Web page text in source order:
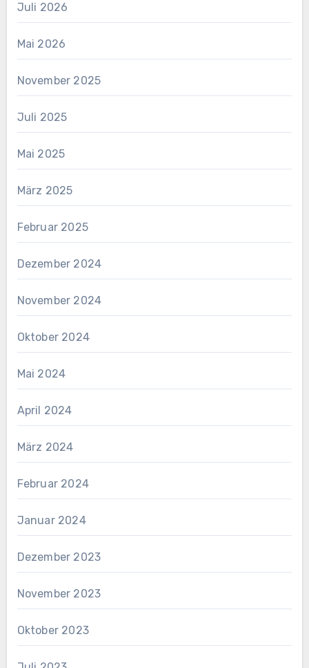
Juli 2026
Mai 2026
November 2025
Juli 2025
Mai 2025
März 2025
Februar 2025
Dezember 2024
November 2024
Oktober 2024
Mai 2024
April 2024
März 2024
Februar 2024
Januar 2024
Dezember 2023
November 2023
Oktober 2023